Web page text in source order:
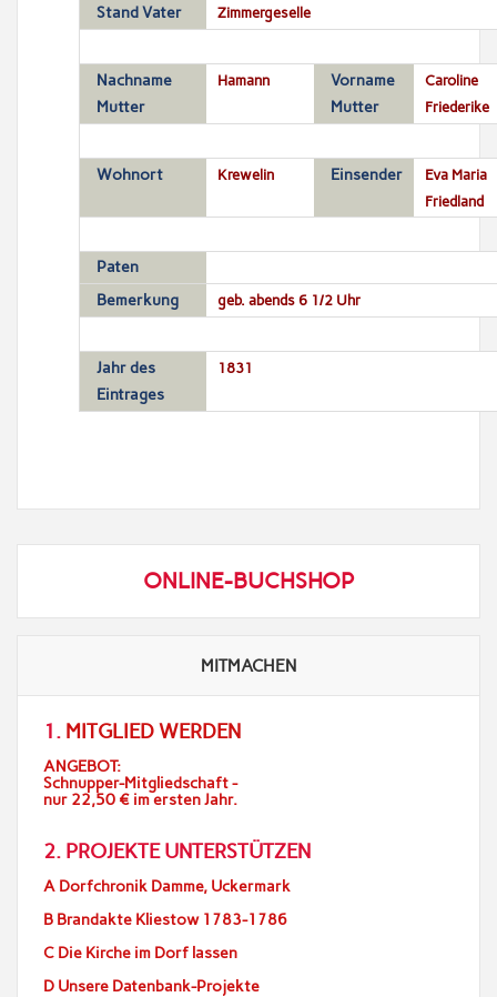
Stand Vater Zimmergeselle
Nachname
Mutter
Hamann
Vorname
Mutter
Caroline
Friederike
Wohnort Krewelin Einsender
Eva Maria
Friedland
Paten
Bemerkung
geb. abends 6 1/2 Uhr
Jahr des
Eintrages
1831
ONLINE-BUCHSHOP
MITMACHEN
1. MITGLIED WERDEN
ANGEBOT:
Schnupper-Mitgliedschaft -
nur 22,50 € im ersten Jahr.
2. PROJEKTE UNTERSTÜTZEN
A Dorfchronik Damme, Uckermark
B Brandakte Kliestow 1783-1786
C Die Kirche im Dorf lassen
D Unsere Datenbank-Projekte